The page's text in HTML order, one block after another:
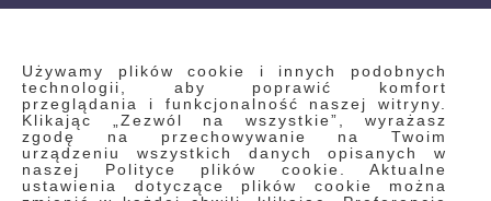
Używamy plików cookie i innych podobnych
technologii, aby poprawić komfort
przeglądania i funkcjonalność naszej witryny.
Klikając „Zezwól na wszystkie”, wyrażasz
zgodę na przechowywanie na Twoim
urządzeniu wszystkich danych opisanych w
naszej Polityce plików cookie. Aktualne
ustawienia dotyczące plików cookie można
INFORMACJE
Regulamin
Polityka prywatności i pliki cookie
Wyszukiwane frazy